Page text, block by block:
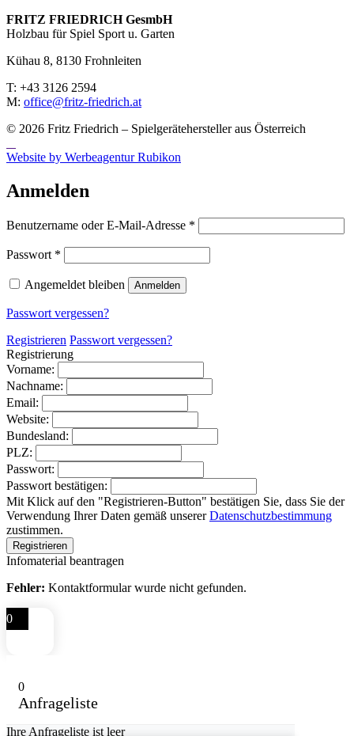
FRITZ FRIED­RICH GesmbH
Holzbau für Spiel Sport u. Garten
Kühau 8, 8130 Frohn­leiten
T: +43 3126 2594
M: office@fritz-fried­rich.at
© 2026 Fritz Friedrich – Spielgerätehersteller aus Österreich
Website by Werbeagentur Rubikon
Anmelden
Benutzername oder E-Mail-Adresse *
Passwort *
Angemeldet bleiben Anmelden
Passwort vergessen?
Registrieren Passwort vergessen?
Registrierung
Vorname:
Nachname:
Email:
Website:
Bundesland:
PLZ:
Passwort:
Passwort bestätigen:
Mit Klick auf den "Registrieren-Button" bestätigen Sie, dass Sie der
Verwendung Ihrer Daten gemäß unsererDatenschutzbestimmung
zustimmen.
Infomaterial beantragen
Fehler: Kontaktformular wurde nicht gefunden.
0
0
Anfrageliste
Ihre Anfrageliste ist leer